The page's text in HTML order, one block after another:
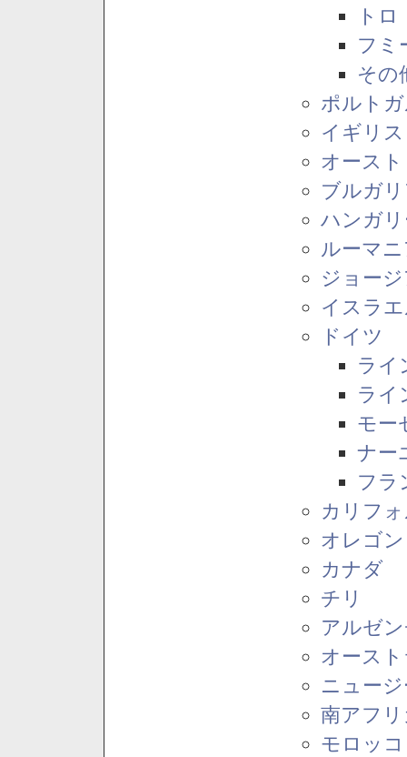
トロ
フミ
その
ポルト
イギリス
オース
ブルガ
ハンガ
ルーマ
ジョー
イスラ
ドイツ
ライ
ライ
モー
ナー
フラ
カリフ
オレゴ
カナダ
チリ
アルゼ
オース
ニュー
南アフ
モロッコ